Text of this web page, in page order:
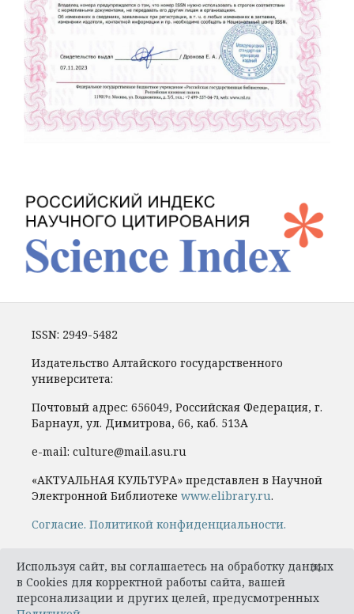
ISSN: 2949-5482
Издательство Алтайского государственного
университета:
Почтовый адрес: 656049, Российская Федерация, г.
Барнаул, ул. Димитрова, 66, каб. 513А
e-mail: culture@mail.asu.ru
«АКТУАЛЬНАЯ КУЛЬТУРА» представлен в Научной
Электронной Библиотеке www.elibrary.ru.
Cогласие. Политикой конфиденциальности.
Используя сайт, вы соглашаетесь на обработку данных
в Cookies для корректной работы сайта, вашей
персонализации и других целей, предусмотренных
×